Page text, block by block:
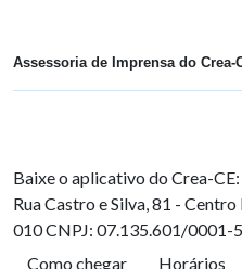
Assessoria de Imprensa do Crea-
Baixe o aplicativo do Crea-CE:
Rua Castro e Silva, 81 - Centro
010CNPJ: 07.135.601/0001-
Como chegar
Horários